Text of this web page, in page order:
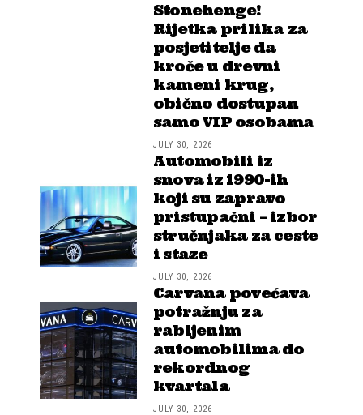
Stonehenge!
Rijetka prilika za
posjetitelje da
kroče u drevni
kameni krug,
obično dostupan
samo VIP osobama
JULY 30, 2026
Automobili iz
snova iz 1990-ih
koji su zapravo
pristupačni – izbor
stručnjaka za ceste
i staze
JULY 30, 2026
Carvana povećava
potražnju za
rabljenim
automobilima do
rekordnog
kvartala
JULY 30, 2026